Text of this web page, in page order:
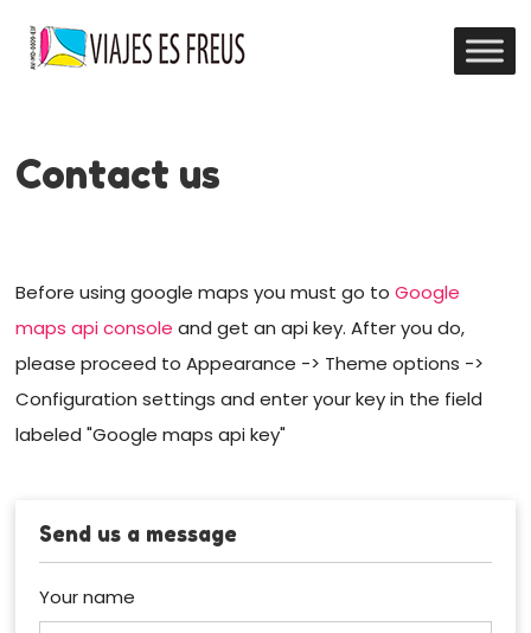
Contact us
Before using google maps you must go toGoogle
maps api console and get an api key. After you do,
please proceed to Appearance -> Theme options ->
Configuration settings and enter your key in the field
labeled "Google maps api key"
Send us a message
Your name